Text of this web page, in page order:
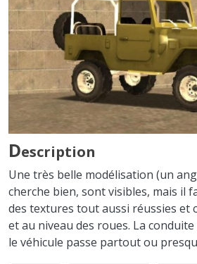
Description
Une très belle modélisation (un
cherche bien, sont visibles, mais il
des textures tout aussi réussies
et au niveau des roues. La
le véhicule passe partout ou